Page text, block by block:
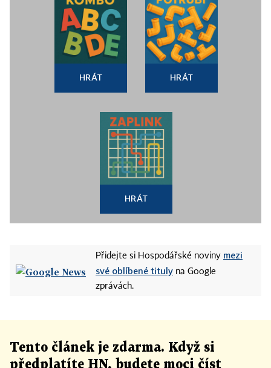
HRÁT HRÁT
HRÁT
Přidejte si Hospodářské noviny mezi
své oblíbené tituly na Google
zprávách.
Tento článek je zdarma. Když si
předplatíte HN, budete moci číst